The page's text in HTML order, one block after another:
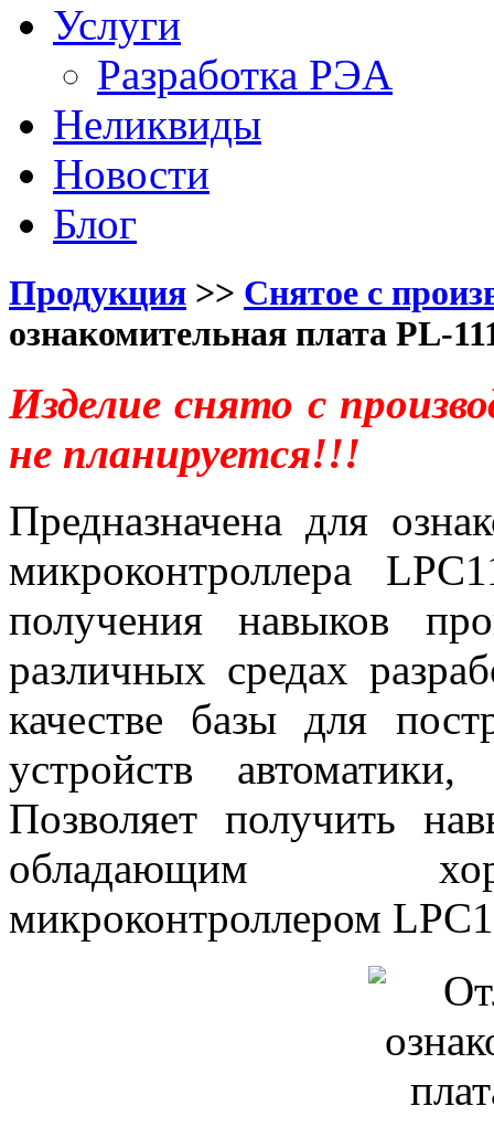
Услуги
Разработка РЭА
Неликвиды
Новости
Блог
Продукция >> Снятое с
ознакомительная плата PL-
Изделие снято с
не планируется!!!
Предназначена для
микроконтроллера
получения навыков
различных средах
качестве базы для
устройств
Позволяет получить
обладающим
микроконтроллером